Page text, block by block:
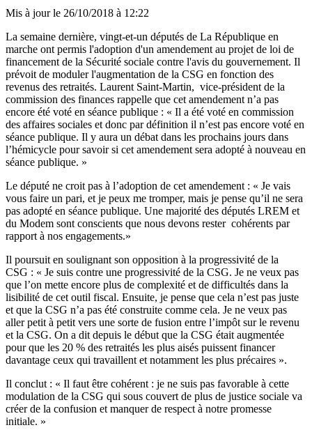
Mis à jour le 26/10/2018 à 12:22
La semaine dernière, vingt-et-un députés de La République en
marche ont permis l'adoption d'un amendement au projet de loi de
financement de la Sécurité sociale contre l'avis du gouvernement. Il
prévoit de moduler l'augmentation de la CSG en fonction des
revenus des retraités. Laurent Saint-Martin, vice-président de la
commission des finances rappelle que cet amendement n’a pas
encore été voté en séance publique : « Il a été voté en commission
des affaires sociales et donc par définition il n’est pas encore voté en
séance publique. Il y aura un débat dans les prochains jours dans
l’hémicycle pour savoir si cet amendement sera adopté à nouveau en
séance publique. »
Le député ne croit pas à l’adoption de cet amendement : « Je vais
vous faire un pari, et je peux me tromper, mais je pense qu’il ne sera
pas adopté en séance publique. Une majorité des députés LREM et
du Modem sont conscients que nous devons rester cohérents par
rapport à nos engagements.»
Il poursuit en soulignant son opposition à la progressivité de la
CSG : « Je suis contre une progressivité de la CSG. Je ne veux pas
que l’on mette encore plus de complexité et de difficultés dans la
lisibilité de cet outil fiscal. Ensuite, je pense que cela n’est pas juste
et que la CSG n’a pas été construite comme cela. Je ne veux pas
aller petit à petit vers une sorte de fusion entre l’impôt sur le revenu
et la CSG. On a dit depuis le début que la CSG était augmentée
pour que les 20 % des retraités les plus aisés puissent financer
davantage ceux qui travaillent et notamment les plus précaires ».
Il conclut : « Il faut être cohérent : je ne suis pas favorable à cette
modulation de la CSG qui sous couvert de plus de justice sociale va
créer de la confusion et manquer de respect à notre promesse
initiale. »